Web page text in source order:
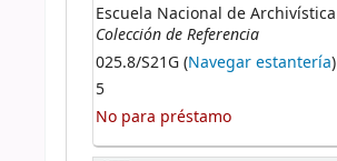
Escuela Nacional de Archivística
Colección de Referencia
025.8/S21G (Navegar estantería)
5
No para préstamo